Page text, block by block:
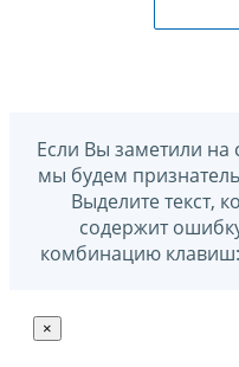
Если Вы заметили на
мы будем
Выделите текст,
содержит
комбинацию
×